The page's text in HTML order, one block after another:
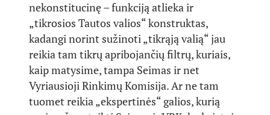
nekonstitucinę – funkciją atlieka ir
„tikrosios Tautos valios“ konstruktas,
kadangi norint sužinoti „tikrąją valią“ jau
reikia tam tikrų apribojančių filtrų, kuriais,
kaip matysime, tampa Seimas ir net
Vyriausioji Rinkimų Komisija. Ar ne tam
tuomet reikia „ekspertinės“ galios, kurią